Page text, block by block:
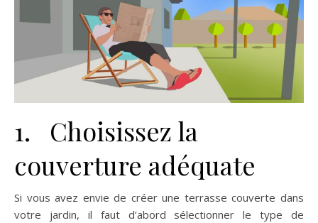
1. Choisissez la
couverture adéquate
Si vous avez envie de créer une terrasse couverte dans
votre jardin, il faut d’abord sélectionner le type de